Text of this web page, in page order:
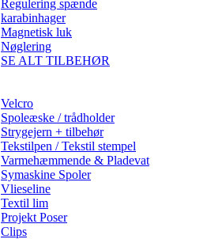
Regulering spænde
karabinhager
Magnetisk luk
Nøglering
SE ALT TILBEHØR
Velcro
Spoleæske / trådholder
Strygejern + tilbehør
Tekstilpen / Tekstil stempel
Varmehæmmende & Pladevat
Symaskine Spoler
Vlieseline
Textil lim
Projekt Poser
Clips